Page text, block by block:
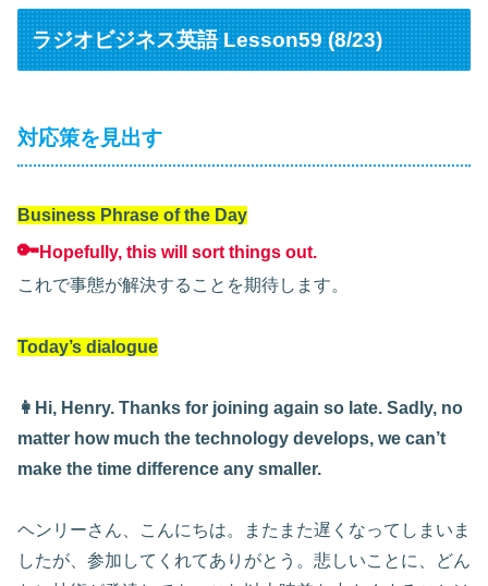
ラジオビジネス英語 Lesson59 (8/23)
対応策を見出す
Business Phrase of the Day
🔑Hopefully, this will sort things out.
これで事態が解決することを期待します。
Today’s dialogue
👩Hi, Henry. Thanks for joining again so late. Sadly, no
matter how much the technology develops, we can’t
make the time difference any smaller.
ヘンリーさん、こんにちは。またまた遅くなってしまいま
したが、参加してくれてありがとう。悲しいことに、どん